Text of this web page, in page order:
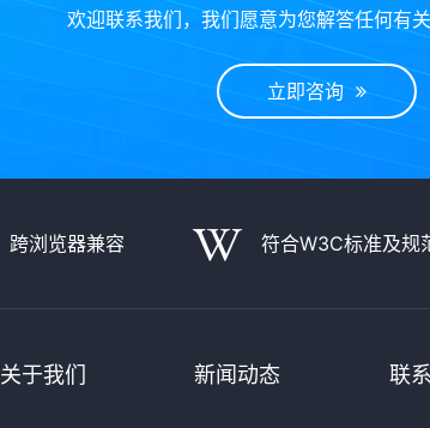
欢迎联系我们，我们愿意为您解答任何有关
立即咨询
跨浏览器兼容 符合W3C标准及规
关于我们 新闻动态 联